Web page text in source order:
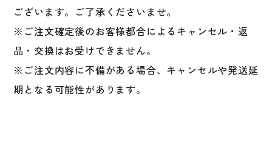
ございます。ご了承くださいませ。
※ご注文確定後のお客様都合によるキャンセル・返
品・交換はお受けできません。
※ご注文内容に不備がある場合、キャンセルや発送延
期となる可能性があります。